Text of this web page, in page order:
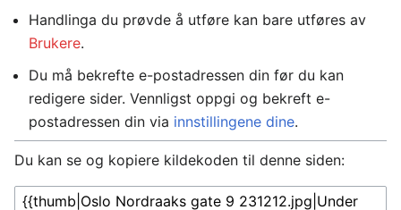
Handlinga du prøvde å utføre kan bare utføres av
Brukere.
Du må bekrefte e-postadressen din før du kan
redigere sider. Vennligst oppgi og bekreft e-
postadressen din via innstillingene dine.
Du kan se og kopiere kildekoden til denne siden: